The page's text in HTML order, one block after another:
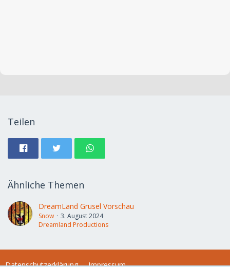
Teilen
Ähnliche Themen
DreamLand Grusel Vorschau
Snow
3. August 2024
Dreamland Productions
Datenschutzerklärung Impressum